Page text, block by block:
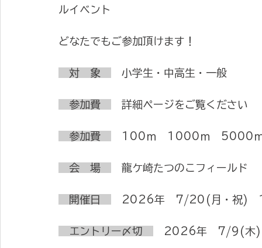
ルイベント
どなたでもご参加頂けます！
対　象 小学生・中高生・一般
参加費 詳細ページをご覧ください
参加費 100ｍ　1000ｍ　5000
会　場 龍ケ崎たつのこフィールド
開催日 2026年　7/20(月・祝)　
エントリー〆切 2026年　7/9(木)